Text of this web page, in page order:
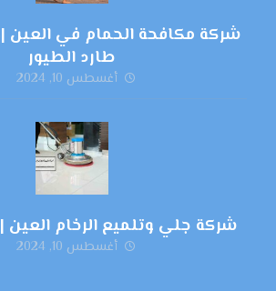
طارد الطيور
أغسطس 10, 2024
شركة جلي وتلميع الرخام العين |0545307678
أغسطس 10, 2024